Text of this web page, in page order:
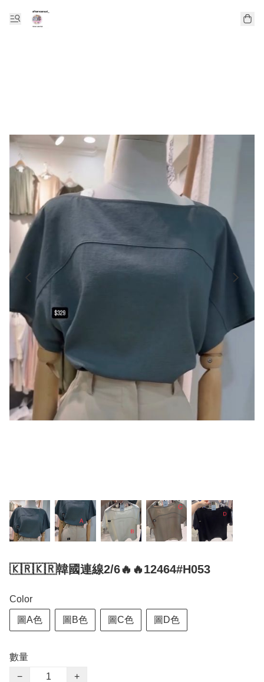
🇰🇷🇰🇷韓國連線2/6🔥🔥12464#H053
Color
圖A色 圖B色 圖C色 圖D色
數量
−
+